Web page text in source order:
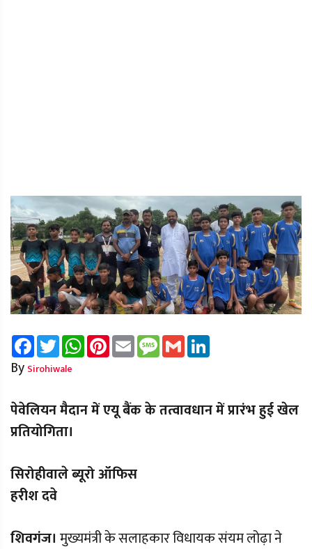
FacebookTwitterWhatsAppPinterest
Email Message
Gmail
By Sirohiwale
पेवेलियन मैदान में एयू बैंक के तत्वावधान में प्रारंभ हुई खेल
प्रतियोगिता।
सिरोहीवाले ब्यूरो ऑफिस
हरीश दवे
शिवगंज। मुख्यमंत्री के सलाहकार विधायक संयम लोढ़ा ने